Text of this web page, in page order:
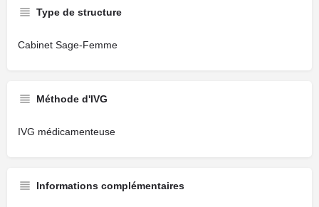
Type de structure
Cabinet Sage-Femme
Méthode d'IVG
IVG médicamenteuse
Informations complémentaires